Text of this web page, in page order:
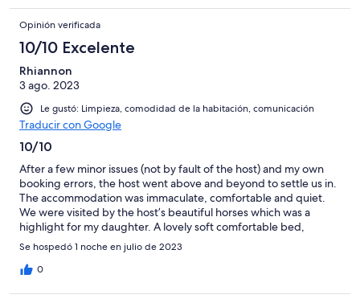
Opinión verificada
10/10 Excelente
Rhiannon
3 ago. 2023
Le gustó: Limpieza, comodidad de la habitación, comunicación
Traducir con Google
10/10
After a few minor issues (not by fault of the host) and my own
booking errors, the host went above and beyond to settle us in.
The accommodation was immaculate, comfortable and quiet.
We were visited by the host’s beautiful horses which was a
highlight for my daughter. A lovely soft comfortable bed,
generous shower and fluffy towels really made it feel like luxury.
I would recommend this to those looking for somewhere calm
and relaxing, but still so close to the beach. Thank you 💕
Se hospedó 1 noche en julio de 2023
0